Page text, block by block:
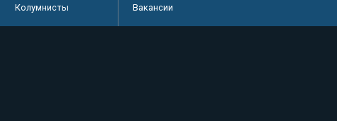
Колумнисты
Вакансии